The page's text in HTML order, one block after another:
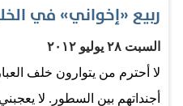
الأنانية وحب الذات وتغليب
ربيع «إخواني» في
السبت ٢٨ يوليو ٢٠١٢
لا أحترم من يتوارون خلف
أجنداتهم بين السطور. لا